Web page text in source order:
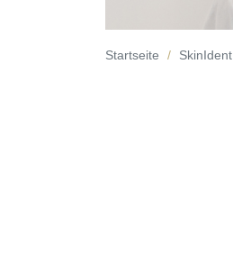
Startseite SkinIdent